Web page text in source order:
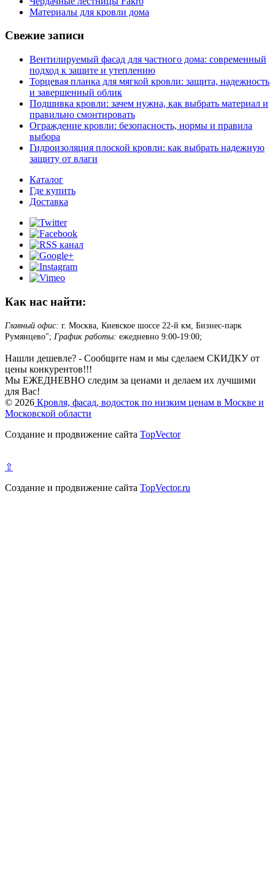
Материалы для кровли дома
Свежие записи
Вентилируемый фасад для частного дома: современный
подход к защите и утеплению
Торцевая планка для мягкой кровли: защита, надежность
и завершенный облик
Подшивка кровли: зачем нужна, как выбрать материал и
правильно смонтировать
Ограждение кровли: безопасность, нормы и правила
выбора
Гидроизоляция плоской кровли: как выбрать надежную
защиту от влаги
Каталог
Где купить
Доставка
Как нас найти:
Главный офис: г. Москва, Киевское шоссе 22-й км, Бизнес-парк
Румянцево"; График работы: ежедневно 9:00-19:00;
Нашли дешевле? - Сообщите нам и мы сделаем СКИДКУ от
цены конкурентов!!!
Мы ЕЖЕДНЕВНО следим за ценами и делаем их лучшими
для Вас!
© 2026 Кровля, фасад, водосток по низким ценам в Москве и
Московской области
Создание и продвижение сайта TopVector
⇧
Создание и продвижение сайта TopVector.ru